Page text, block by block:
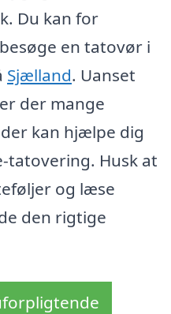
Du kan for
en tatovør i
Sjælland. Uanset
der mange
kan hjælpe dig
tatovering. Husk at
og læse
den rigtige